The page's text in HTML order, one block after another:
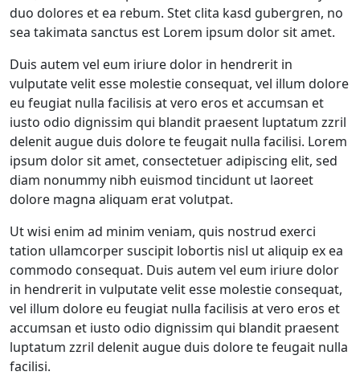
duo dolores et ea rebum. Stet clita kasd gubergren, no
sea takimata sanctus est Lorem ipsum dolor sit amet.
Duis autem vel eum iriure dolor in hendrerit in
vulputate velit esse molestie consequat, vel illum dolore
eu feugiat nulla facilisis at vero eros et accumsan et
iusto odio dignissim qui blandit praesent luptatum zzril
delenit augue duis dolore te feugait nulla facilisi. Lorem
ipsum dolor sit amet, consectetuer adipiscing elit, sed
diam nonummy nibh euismod tincidunt ut laoreet
dolore magna aliquam erat volutpat.
Ut wisi enim ad minim veniam, quis nostrud exerci
tation ullamcorper suscipit lobortis nisl ut aliquip ex ea
commodo consequat. Duis autem vel eum iriure dolor
in hendrerit in vulputate velit esse molestie consequat,
vel illum dolore eu feugiat nulla facilisis at vero eros et
accumsan et iusto odio dignissim qui blandit praesent
luptatum zzril delenit augue duis dolore te feugait nulla
facilisi.